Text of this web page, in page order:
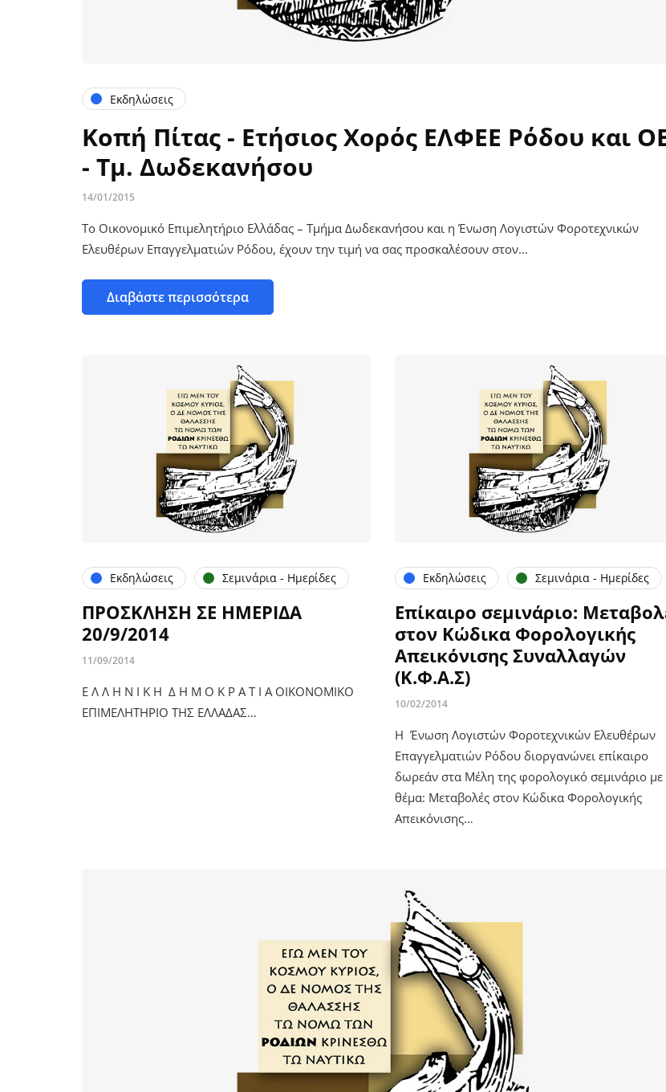
Εκδηλώσεις
Κοπή Πίτας - Ετήσιος Χορός ΕΛΦΕΕ Ρόδου και
- Τμ. Δωδεκανήσου
14/01/2015
Το Οικονομικό Επιμελητήριο Ελλάδας – Τμήμα Δωδεκανήσου και η Ένωση Λογιστών Φοροτεχνικών
Ελευθέρων Επαγγελματιών Ρόδου, έχουν την τιμή να σας προσκαλέσουν στον…
Διαβάστε περισσότερα
Εκδηλώσεις Σεμινάρια - Ημερίδες
ΠΡΟΣΚΛΗΣΗ ΣΕ ΗΜΕΡΙΔΑ
20/9/2014
11/09/2014
Ε Λ Λ Η Ν Ι Κ Η Δ Η Μ Ο Κ Ρ Α Τ Ι Α ΟΙΚΟΝΟΜΙΚΟ
ΕΠΙΜΕΛΗΤΗΡΙΟ ΤΗΣ ΕΛΛΑΔΑΣ…
Εκδηλώσεις Σεμινάρια - Ημερίδες
Επίκαιρο σεμινάριο:
στον Κώδικα Φορολογικής
Απεικόνισης Συναλλαγών
(Κ.Φ.Α.Σ)
10/02/2014
Η Ένωση Λογιστών Φοροτεχνικών Ελευθέρων
Επαγγελματιών Ρόδου διοργανώνει επίκαιρο
δωρεάν στα Μέλη της φορολογικό σεμινάριο με
θέμα: Μεταβολές στον Κώδικα Φορολογικής
Απεικόνισης…